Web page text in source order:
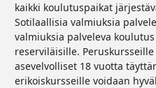
kaikki koulutuspaikat
Sotilaallisia valmiuksia
valmiuksia palveleva
reserviläisille.
asevelvolliset 18 vuotta
erikoiskursseille voidaan